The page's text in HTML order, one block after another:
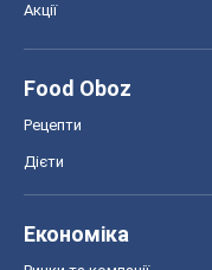
Акції
Food Oboz
Рецепти
Дієти
Економіка